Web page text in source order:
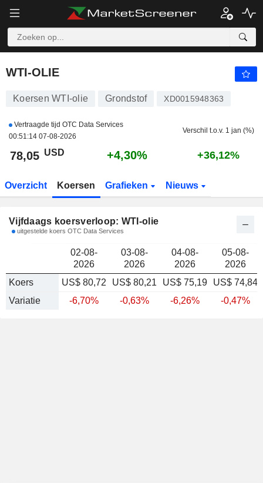
WTI-OLIE 78,05
WTI-OLIE
Koersen WTI-olie Grondstof XD0015948363
Vertraagde tijd OTC Data Services
00:51:14 07-08-2026
Verschil t.o.v. 1 jan (%)
78,05 USD +4,30% +36,12%
Overzicht Koersen Grafieken Nieuws
Vijfdaags koersverloop: WTI-olie
uitgestelde koers OTC Data Services
02-08-
2026
03-08-
2026
04-08-
2026
05-08-
2026
Koers
US$ 80,72 US$ 80,21 US$ 75,19
US$ 74,84
Variatie
-6,70% -0,63% -6,26% -0,47%